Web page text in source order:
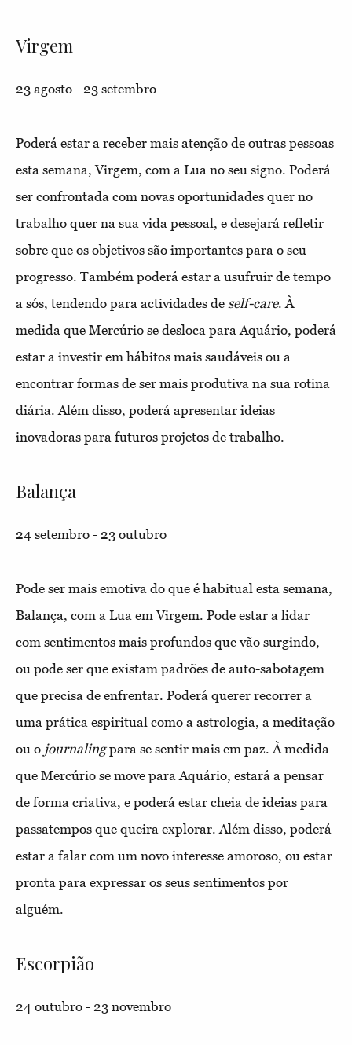
Virgem
23 agosto - 23 setembro
Poderá estar a receber mais atenção de outras pessoas
esta semana, Virgem, com a Lua no seu signo. Poderá
ser confrontada com novas oportunidades quer no
trabalho quer na sua vida pessoal, e desejará refletir
sobre que os objetivos são importantes para o seu
progresso. Também poderá estar a usufruir de tempo
a sós, tendendo para actividades de self-care. À
medida que Mercúrio se desloca para Aquário, poderá
estar a investir em hábitos mais saudáveis ou a
encontrar formas de ser mais produtiva na sua rotina
diária. Além disso, poderá apresentar ideias
inovadoras para futuros projetos de trabalho.
Balança
24 setembro - 23 outubro
Pode ser mais emotiva do que é habitual esta semana,
Balança, com a Lua em Virgem. Pode estar a lidar
com sentimentos mais profundos que vão surgindo,
ou pode ser que existam padrões de auto-sabotagem
que precisa de enfrentar. Poderá querer recorrer a
uma prática espiritual como a astrologia, a meditação
ou o journalingpara se sentir mais em paz. À medida
que Mercúrio se move para Aquário, estará a pensar
de forma criativa, e poderá estar cheia de ideias para
passatempos que queira explorar. Além disso, poderá
estar a falar com um novo interesse amoroso, ou estar
pronta para expressar os seus sentimentos por
alguém.
Escorpião
24 outubro - 23 novembro